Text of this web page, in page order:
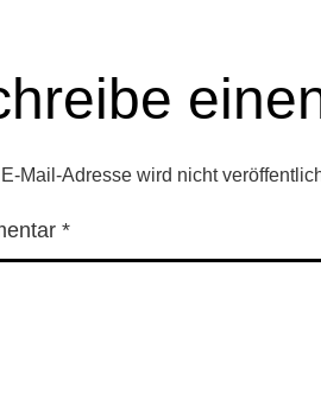
Mail-Adresse wird nicht
*